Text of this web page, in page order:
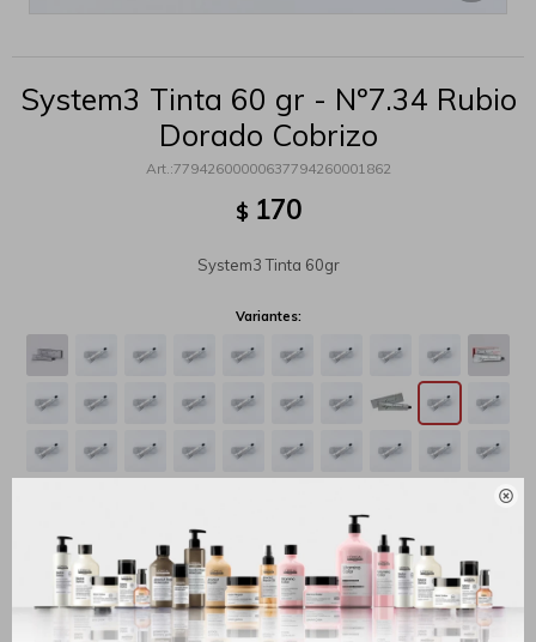

System3 Tinta 60 gr - Nº7.34 Rubio
Dorado Cobrizo
77942600000637794260001862
$ 170
System3 Tinta 60gr
Variantes:
MÉTODOS Y COSTOS DE ENVÍO